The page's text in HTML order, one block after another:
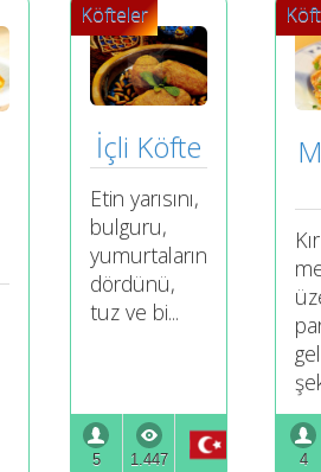
İçli Köfte
Etin yarısını,
bulguru,
yumurtaların
dördünü,
tuz ve bi...
Köfteler
5 1.447 4